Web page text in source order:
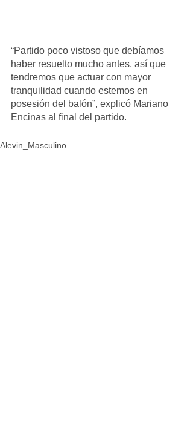
“Partido poco vistoso que debíamos
haber resuelto mucho antes, así que
tendremos que actuar con mayor
tranquilidad cuando estemos en
posesión del balón”, explicó Mariano
Encinas al final del partido.
Alevin_Masculino